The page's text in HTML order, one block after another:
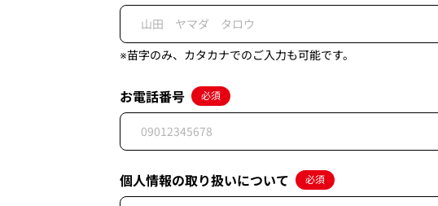
※苗字のみ、カタカナでのご入力も可能です。
お電話番号 必須
個人情報の取り扱いについて 必須